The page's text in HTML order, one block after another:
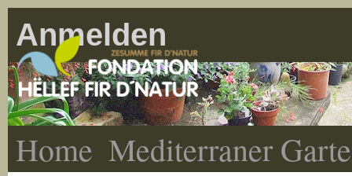
Anmelden
Home Mediterraner